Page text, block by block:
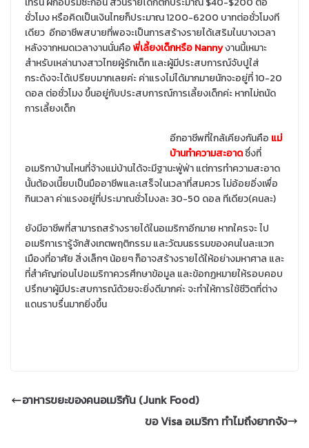
ชั่วโมง หรือคิดเป็นเงินไทยก็ประมาณ 1200-6200 บาทต่อชั่วโมงที
เดียว อีกอาชีพสบายที่พอจะเป็นการสร้างรายได้เสริมในบางเวลา
หลังจากหมดเวลางานนั่นคือพี่เลี้ยงเด็กหรือ Nannyงานนี้เหมาะ
สำหรับเหล่านางสาวไทยผู้รักเด็ก และผู้มีประสบการณ์จับปูใส่
กระด้งจะได้เปรียบมากเลยค่ะ ค่าแรงไม่ได้มากมายนักจะอยู่ที่ 10-20
ดอล ต่อชั่วโมง ขึ้นอยู่กับประสบการณ์การเลี้ยงเด็กค่ะ หากไม่ถนัด
การเลี้ยงเด็ก
อีกอาชีพที่ใกล้เคียงกันคือ แม่
บ้านทำความสะอาดซึ่งที่
อเมริกาบ้านไหนที่จ้างแม่บ้านได้จะมีฐานะฟู่ฟ่า แต่การทำความสะอาด
นั้นต้องเนี๊ยบเป็นมืออาชีพและเสร็จในเวลาที่สมควร ไม่อ้อยอิ่งเพื่อ
กินเวลา ค่าแรงอยู่ที่ประมาณชั่วโมงละ 30-50 ดอล ทีเดียว(คนละ)
ยังมีอาชีพที่สามารถสร้างรายได้ในอเมริกาอีกมาย หากใครจะ ไป
อเมริกาเรารู้จักสังเกตพฤติกรรม และวัฒนธรรมของคนในละแวก
เมืองที่อาศัย สิ่งเล็กๆ น้อยๆ ก็อาจสร้างรายได้ให้อย่างมหาศาล และ
ที่สำคัญก่อนไปอเมริกาควรศึกษาข้อมูล และข้อกฏหมายให้รอบคอบ
ปรึกษาผู้มีประสบการณ์ด้วยจะยิ่งดีมากค่ะ จะทำให้การใช้ชีวิตที่ต่าง
แดนราบรื่นมากยิ่งขึ้น
อาหารขยะของคนอเมริกัน (Junk Food)
ขอ Visa อเมริกา ทำไมถึงยากจัง